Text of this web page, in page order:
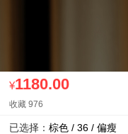
¥1180.00
收藏 976
已选择：棕色 / 36 / 偏瘦